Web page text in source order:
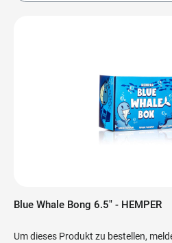
Blue Whale Bong 6.5" - HEMPER
Um dieses Produkt zu bestellen,